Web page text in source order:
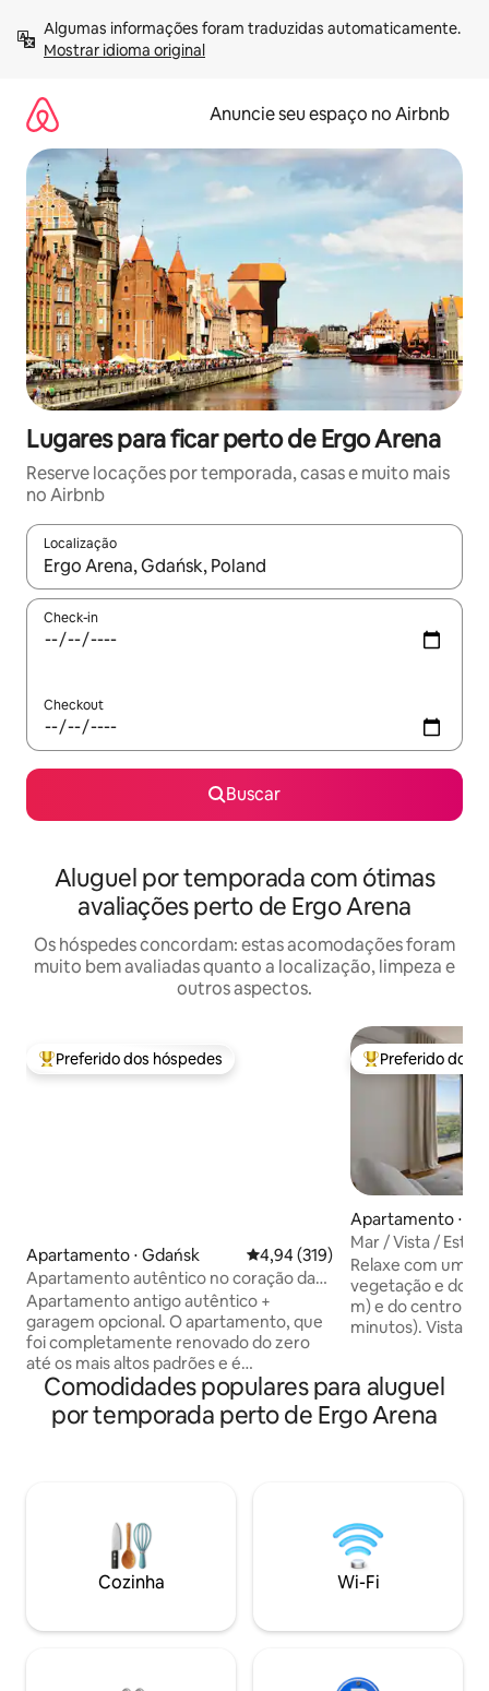
para
Mostrar idioma original
Anuncie seu espaço no Airbnb
Lugares para ficar perto de Ergo Arena
Reserve locações por temporada, casas e muito mais
no Airbnb
Localização
Quando os resultados estiverem disponíveis, explore-os
Check-in
Checkout
Buscar
Aluguel por temporada com ótimas
avaliações perto de Ergo Arena
Os hóspedes concordam: estas acomodações foram
muito bem avaliadas quanto a localização, limpeza e
outros aspectos.
Entre os melhores preferidos dos hóspedes
Preferido dos hóspedes
Apartamento ⋅ Gdańsk 4,94 de uma avaliação média de
4,94 (319)
Apartamento autêntico no coração da
cidade velha
Apartamento antigo autêntico +
garagem opcional. O apartamento, que
foi completamente renovado do zero
até os mais altos padrões e é
exclusivamente alugado para hóspedes
do Airbnb, está perfeitamente
localizado na Rua Ogarna. O
banheiro tem um vaso sanitário
moderno com função de bidê, que
proporciona uma vantagem na higiene.
O piso de tábuas original foi exposto e
Entre os
Preferido dos
Apartamento ⋅
Mar / Vista /
/Klima
Relaxe com uma
vegetação e do
m) e do centro de
minutos). Vista ✔ única ✔ Localização
equipada para 6
panelas,
de lavar louça,
vapor, clube com
Comodidades populares para aluguel
por temporada perto de Ergo Arena
Cozinha Wi-Fi